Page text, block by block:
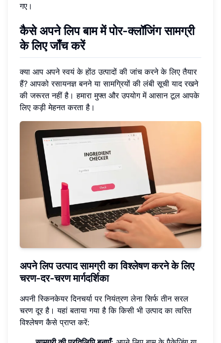
गए।
कैसे अपने लिप बाम में पोर-क्लॉजिंग सामग्री
के लिए जाँच करें
क्या आप अपने स्वयं के होंठ उत्पादों की जांच करने के लिए तैयार
हैं? आपको रसायनज्ञ बनने या सामग्रियों की लंबी सूची याद रखने
की जरूरत नहीं है। हमारा मुफ्त और उपयोग में आसान टूल आपके
लिए कड़ी मेहनत करता है।
अपने लिप उत्पाद सामग्री का विश्लेषण करने के लिए
चरण-दर-चरण मार्गदर्शिका
अपनी स्किनकेयर दिनचर्या पर नियंत्रण लेना सिर्फ तीन सरल
चरण दूर है। यहां बताया गया है कि किसी भी उत्पाद का त्वरित
विश्लेषण कैसे प्राप्त करें: